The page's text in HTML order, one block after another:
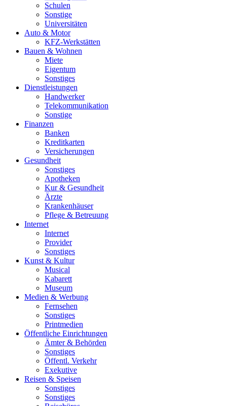
Schulen
Sonstige
Universitäten
Auto & Motor
KFZ-Werkstätten
Bauen & Wohnen
Miete
Eigentum
Sonstiges
Dienstleistungen
Handwerker
Telekommunikation
Sonstige
Finanzen
Banken
Kreditkarten
Versicherungen
Gesundheit
Sonstiges
Apotheken
Kur & Gesundheit
Ärzte
Krankenhäuser
Pflege & Betreuung
Internet
Internet
Provider
Sonstiges
Kunst & Kultur
Musical
Kabarett
Museum
Medien & Werbung
Fernsehen
Sonstiges
Printmedien
Öffentliche Einrichtungen
Ämter & Behörden
Sonstiges
Öffentl. Verkehr
Exekutive
Reisen & Speisen
Sonstiges
Sonstiges